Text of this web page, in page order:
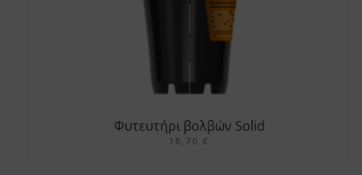
Φυτευτήρι βολβών Solid
18,70 €